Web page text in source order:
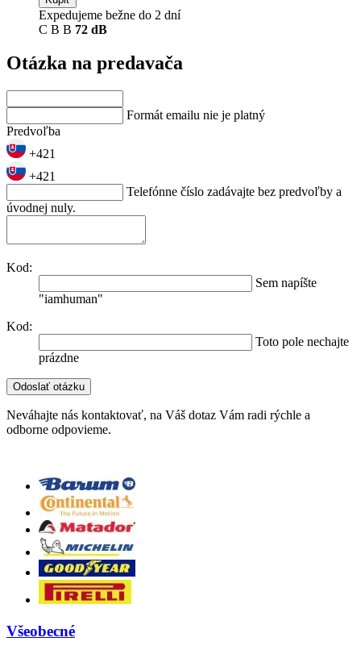
Expedujeme bežne do 2 dní
C B B 72 dB
Otázka na predavača
Formát emailu nie je platný
Predvoľba
+421
+421
Telefónne číslo zadávajte bez predvoľby a
úvodnej nuly.
Kod:
Sem napíšte
"iamhuman"
Kod:
Toto pole nechajte
prázdne
Neváhajte nás kontaktovať, na Váš dotaz Vám radi rýchle a
odborne odpovieme.
Všeobecné